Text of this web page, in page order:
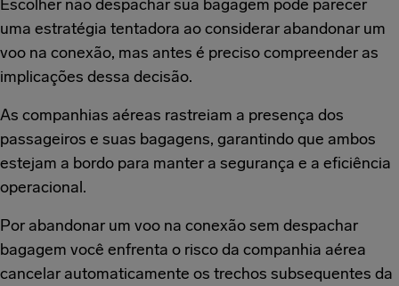
Escolher não despachar sua bagagem pode parecer
uma estratégia tentadora ao considerar abandonar um
voo na conexão, mas antes é preciso compreender as
implicações dessa decisão.
As companhias aéreas rastreiam a presença dos
passageiros e suas bagagens, garantindo que ambos
estejam a bordo para manter a segurança e a eficiência
operacional.
Por abandonar um voo na conexão sem despachar
bagagem você enfrenta o risco da companhia aérea
cancelar automaticamente os trechos subsequentes da